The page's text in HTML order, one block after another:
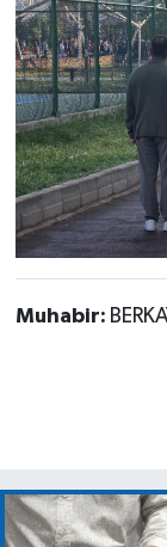
Muhabir: